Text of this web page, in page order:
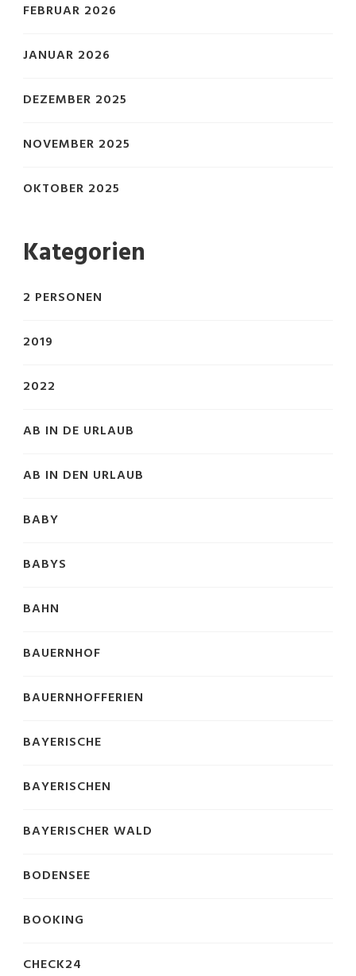
FEBRUAR 2026
JANUAR 2026
DEZEMBER 2025
NOVEMBER 2025
OKTOBER 2025
Kategorien
2 PERSONEN
2019
2022
AB IN DE URLAUB
AB IN DEN URLAUB
BABY
BABYS
BAHN
BAUERNHOF
BAUERNHOFFERIEN
BAYERISCHE
BAYERISCHEN
BAYERISCHER WALD
BODENSEE
BOOKING
CHECK24